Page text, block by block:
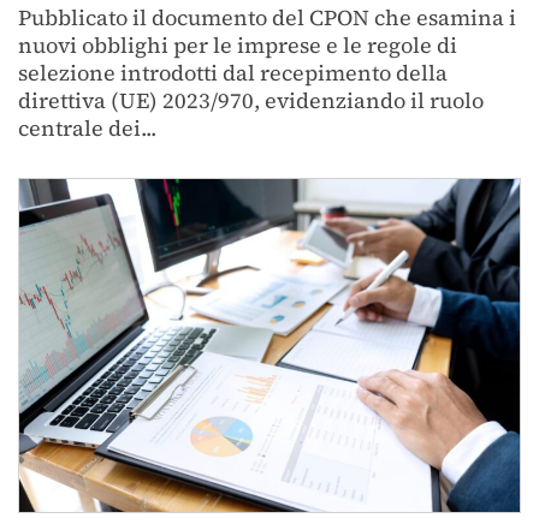
Pubblicato il documento del CPON che esamina i
nuovi obblighi per le imprese e le regole di
selezione introdotti dal recepimento della
direttiva (UE) 2023/970, evidenziando il ruolo
centrale dei...